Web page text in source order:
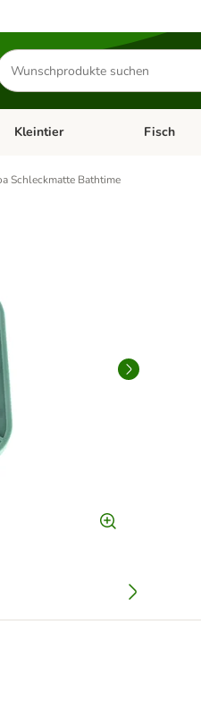
Zubehör
Kategorie-Menü öffnen:
Kleintier Kategorie-
Fisch
Schleckmatte Bathtime